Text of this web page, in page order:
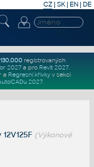
CZ | SK| EN | DE
registrovaných
2027a pro Revit 2027.
a Regresní křivkyv sekci
2027.
(Výkonové